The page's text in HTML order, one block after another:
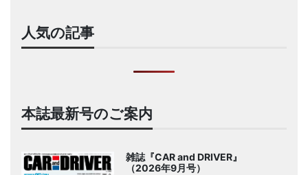
人気の記事
本誌最新号のご案内
雑誌『CAR and DRIVER』
（2026年9月号）